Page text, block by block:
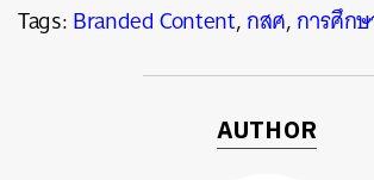
Tags:Branded Content,กสศ,การศึก
AUTHOR